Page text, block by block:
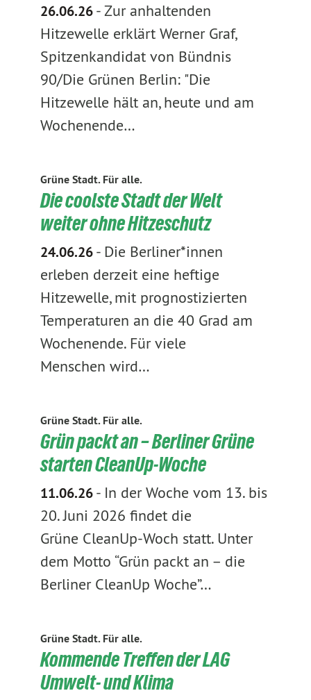
26.06.26-Zur anhaltenden
Hitzewelle erklärt Werner Graf,
Spitzenkandidat von Bündnis
90/Die Grünen Berlin: "Die
Hitzewelle hält an, heute und am
Wochenende…
Grüne Stadt. Für alle.
Die coolste Stadt der Welt
weiter ohne Hitzeschutz
24.06.26- Die Berliner*innen
erleben derzeit eine heftige
Hitzewelle, mit prognostizierten
Temperaturen an die 40 Grad am
Wochenende. Für viele
Menschen wird…
Grüne Stadt. Für alle.
Grün packt an – Berliner Grüne
starten CleanUp-Woche
11.06.26- In der Woche vom 13. bis
20. Juni 2026 findet die
Grüne CleanUp-Woch statt. Unter
dem Motto “Grün packt an – die
Berliner CleanUp Woche”…
Grüne Stadt. Für alle.
Kommende Treffen der LAG
Umwelt- und Klima